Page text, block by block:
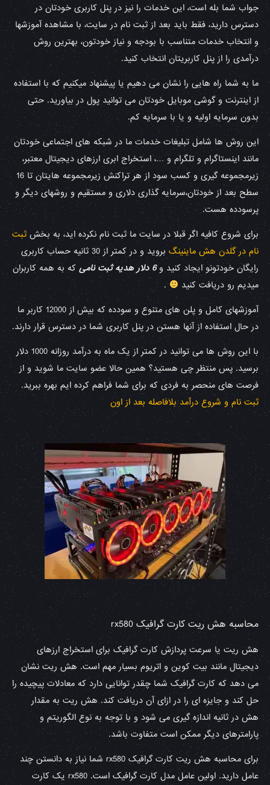
جواب شما بله است، این خدمات را نیز در پنل کاربری خودتان در
دسترس دارید، فقط باید بعد از ثبت نام در سایت، با مشاهده آموزشها
و انتخاب خدمات متناسب با بودجه و نیاز خودتون، بهترین روش
درآمدی را از پنل کاربریتان انتخاب کنید.
ما به شما راه هایی را نشان می دهیم یا پیشنهاد میکنیم که با استفاده
از اینترنت و گوشی موبایل خودتان می توانید پول در بیاورید. حتی
بدون سرمایه اولیه و یا با سرمایه کم.
این روش ها شامل تبلیغات خدمات ما در شبکه های اجتماعی خودتان
مانند اینستاگرام و تلگرام و …، استخراج ابری ارزهای دیجیتال معتبر،
زیرمجموعه گیری و کسب سود از هر تراکنش زیرمجموعه هایتان تا 16
سطح بعد از خودتان،سرمایه گذاری دلاری و مستقیم و روشهای دیگر و
پرسودده هست.
برای شروع کافیه اگر قبلا در سایت ما ثبت نام نکرده اید، به بخشثبت
نام در گلدن هش ماینینگ
بروید و در کمتر از 30 ثانیه حساب کاربری
رایگان خودتونو ایجاد کنید و6 دلار هدیه ثبت نامی
که به همه کاربران
میدیم رو دریافت کنید
.
آموزشهای کامل و پلن های متنوع و سودده که بیش از 12000 کاربر ما
در حال استفاده از آنها هستن در پنل کاربری شما در دسترس قرار دارند.
با این روش ها می توانید در کمتر از یک ماه به درآمد روزانه 1000 دلار
برسید. پس منتظر چی هستید؟ همین حالا عضو سایت ما شوید و از
فرصت های منحصر به فردی که برای شما فراهم کرده ایم بهره ببرید.
ثبت نام و شروع درآمد بلافاصله بعد از اون
محاسبه هش ریت کارت گرافیک rx580
هش ریت یا سرعت پردازش کارت گرافیک برای استخراج ارزهای
دیجیتال مانند بیت کوین و اتریوم بسیار مهم است. هش ریت نشان
می دهد که کارت گرافیک شما چقدر توانایی دارد که معادلات پیچیده را
حل کند و جایزه ای را در ازای آن دریافت کند. هش ریت به مقدار
هش در ثانیه اندازه گیری می شود و با توجه به نوع الگوریتم و
پارامترهای دیگر ممکن است متفاوت باشد.
برای محاسبه هش ریت کارت گرافیک rx580 شما نیاز به دانستن چند
عامل دارید. اولین عامل مدل کارت گرافیک است. rx580 یک کارت